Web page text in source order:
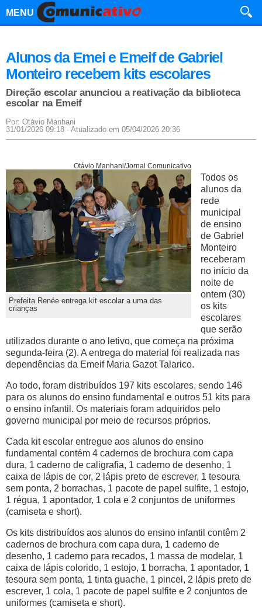
MENU
Alunos da Emei e Emeif de Gabriel
Monteiro recebem kits escolares
Direção escolar anunciou a reativação da biblioteca
escolar na Emeif
Por: Otávio Manhani
31/01/2026 09:18 - Atualizado em 05/04/2026 20:36
Otávio Manhani/Jornal Comunicativo
Prefeita Renée entrega kit escolar a uma das
crianças
Todos os
alunos da
rede
municipal
de ensino
de Gabriel
Monteiro
receberam
no início da
noite de
ontem (30)
os kits
escolares
que serão
utilizados durante o ano letivo, que começa na próxima
segunda-feira (2). A entrega do material foi realizada nas
dependências da Emeif Maria Gazot Talarico.
Ao todo, foram distribuídos 197 kits escolares, sendo 146
para os alunos do ensino fundamental e outros 51 kits para
o ensino infantil. Os materiais foram adquiridos pelo
governo municipal por meio de recursos próprios.
Cada kit escolar entregue aos alunos do ensino
fundamental contém 4 cadernos de brochura com capa
dura, 1 caderno de caligrafia, 1 caderno de desenho, 1
caixa de lápis de cor, 2 lápis preto de escrever, 1 tesoura
sem ponta, 2 borrachas, 1 pacote de papel sulfite, 1 estojo,
1 régua, 1 apontador, 1 cola e 2 conjuntos de uniformes
(camiseta e short).
Os kits distribuídos aos alunos do ensino infantil contêm 2
cadernos de brochura com capa dura, 1 caderno de
desenho, 1 caderno para recados, 1 massa de modelar, 1
caixa de lápis colorido, 1 estojo, 1 borracha, 1 apontador, 1
tesoura sem ponta, 1 tinta guache, 1 pincel, 2 lápis preto de
escrever, 1 cola, 1 pacote de papel sulfite e 2 conjuntos de
uniformes (camiseta e short).